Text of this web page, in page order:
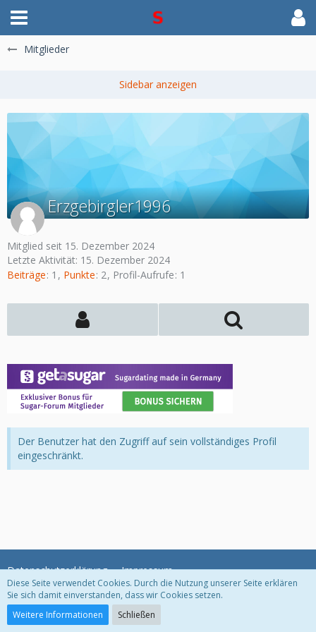
Mitglieder
Erzgebirgler1996
Mitglied seit 15. Dezember 2024
Letzte Aktivität: 15. Dezember 2024
Beiträge 1 Punkte 2 Profil-Aufrufe 1
Der Benutzer hat den Zugriff auf sein vollständiges Profil
eingeschränkt.
Datenschutzerklärung Impressum
Community-Software:
Diese Seite verwendet Cookies. Durch die Nutzung unserer Seite erklären
Sie sich damit einverstanden, dass wir Cookies setzen.
Weitere Informationen
Schließen